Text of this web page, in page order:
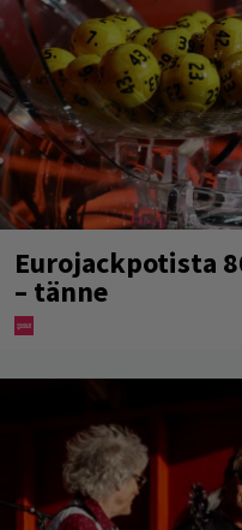
Eurojackpotista
– tänne